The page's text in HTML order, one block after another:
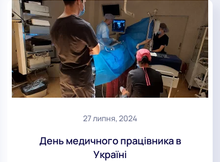
27 липня, 2024
День медичного працівника в
Україні